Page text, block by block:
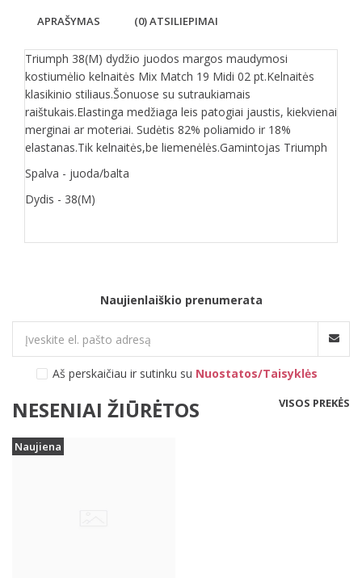
APRAŠYMAS (0) ATSILIEPIMAI
Triumph 38(M) dydžio juodos margos maudymosi
kostiumėlio kelnaitės Mix Match 19 Midi 02 pt.Kelnaitės
klasikinio stiliaus.Šonuose su sutraukiamais
raištukais.Elastinga medžiaga leis patogiai jaustis, kiekvienai
merginai ar moteriai. Sudėtis 82% poliamido ir 18%
elastanas.Tik kelnaitės,be liemenėlės.Gamintojas Triumph
Spalva - juoda/balta
Dydis - 38(M)
Naujienlaiškio prenumerata
Aš perskaičiau ir sutinku su Nuostatos/Taisyklės
NESENIAI ŽIŪRĖTOS VISOS PREKĖS
Naujiena